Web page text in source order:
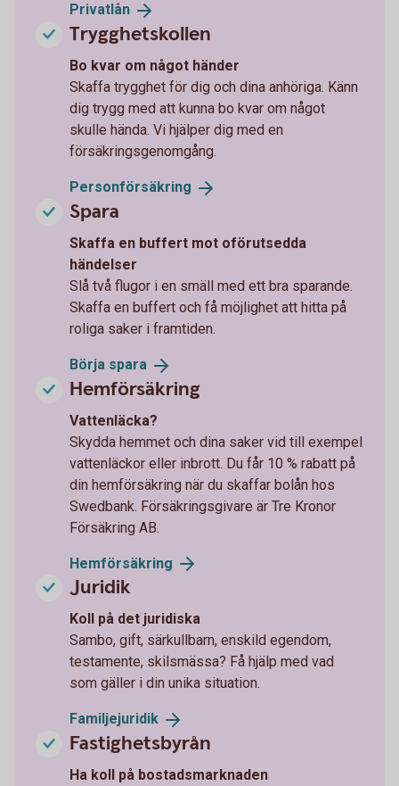
Privatlån
Trygghetskollen
Bo kvar om något händer
Skaffa trygghet för dig och dina anhöriga. Känn
dig trygg med att kunna bo kvar om något
skulle hända. Vi hjälper dig med en
försäkringsgenomgång.
Personförsäkring
Spara
Skaffa en buffert mot oförutsedda
händelser
Slå två flugor i en smäll med ett bra sparande.
Skaffa en buffert och få möjlighet att hitta på
roliga saker i framtiden.
Börja spara
Hemförsäkring
Vattenläcka?
Skydda hemmet och dina saker vid till exempel
vattenläckor eller inbrott. Du får 10 % rabatt på
din hemförsäkring när du skaffar bolån hos
Swedbank. Försäkringsgivare är Tre Kronor
Försäkring AB.
Hemförsäkring
Juridik
Koll på det juridiska
Sambo, gift, särkullbarn, enskild egendom,
testamente, skilsmässa? Få hjälp med vad
som gäller i din unika situation.
Familjejuridik
Fastighetsbyrån
Ha koll på bostadsmarknaden